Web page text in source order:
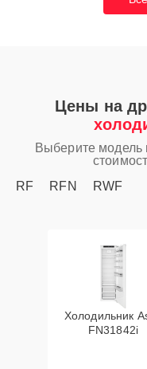
Цены на
Выберите модель
RF
RFN RWF
Холодильник
FN31842i